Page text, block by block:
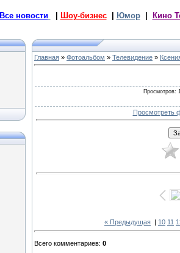
Все новости Шоу-бизнес| Юмор| Кино
Главная » Фотоальбом » Телевидение »
Просмотров:
Просмотреть
« Предыдущая | 10 11
Всего комментариев: 0